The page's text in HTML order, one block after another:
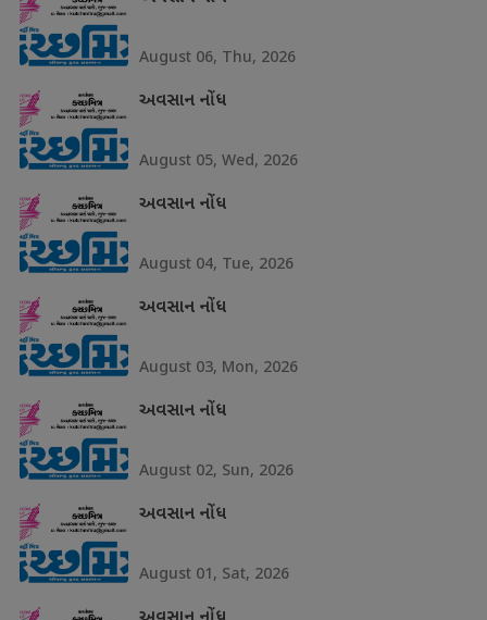
August 06, Thu, 2026
અવસાન નોંધ
August 05, Wed, 2026
અવસાન નોંધ
August 04, Tue, 2026
અવસાન નોંધ
August 03, Mon, 2026
અવસાન નોંધ
August 02, Sun, 2026
અવસાન નોંધ
August 01, Sat, 2026